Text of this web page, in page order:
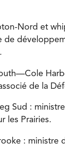
Nord et
de
de la
Sud :
les Prairies.
: ministre